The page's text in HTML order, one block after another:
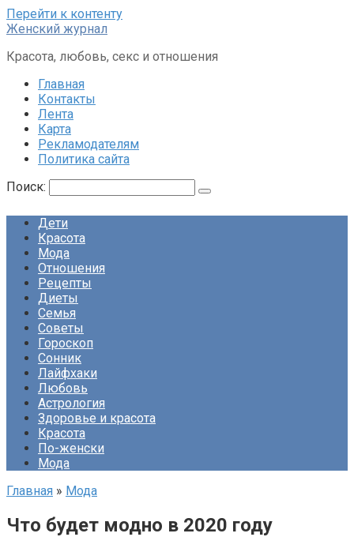
Перейти к контенту
Женский журнал
Красота, любовь, секс и отношения
Главная
Контакты
Лента
Карта
Рекламодателям
Политика сайта
Поиск:
Дети
Красота
Мода
Отношения
Рецепты
Диеты
Семья
Советы
Гороскоп
Сонник
Лайфхаки
Любовь
Астрология
Здоровье и красота
Красота
По-женски
Мода
Главная » Мода
Что будет модно в 2020 году